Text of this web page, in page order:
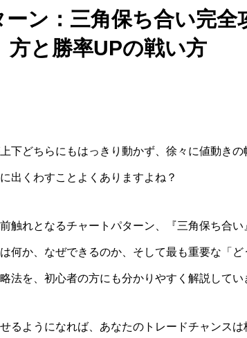
ン：三角保ち合い完全
方と勝率UPの戦い方
下どちらにもはっきり動かず、徐々に値動き
出くわすことよくありますよね？
触れとなるチャートパターン、『三角保ち合い
何か、なぜできるのか、そして最も重要な「
法を、初心者の方にも分かりやすく解説してい
るようになれば、あなたのトレードチャンス